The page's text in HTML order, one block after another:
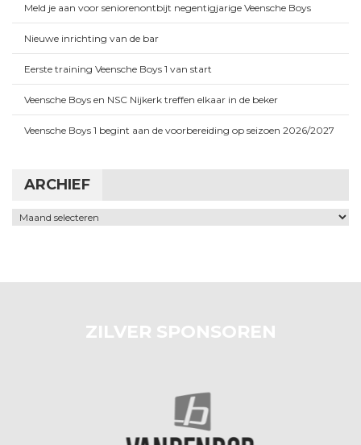
Meld je aan voor seniorenontbijt negentigjarige Veensche Boys
Nieuwe inrichting van de bar
Eerste training Veensche Boys 1 van start
Veensche Boys en NSC Nijkerk treffen elkaar in de beker
Veensche Boys 1 begint aan de voorbereiding op seizoen 2026/2027
ARCHIEF
Archief
ZILVER SPONSOREN